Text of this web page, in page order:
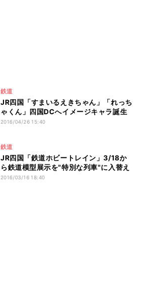
鉄道
JR四国「すまいるえきちゃん」「れっち
ゃくん」四国DCへイメージキャラ誕生
2016/04/26 15:40
鉄道
JR四国「鉄道ホビートレイン」3/18か
ら鉄道模型展示を"特別な列車"に入替え
2016/03/16 18:40